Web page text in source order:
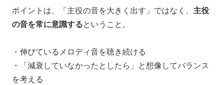
ポイントは、「主役の音を大きく出す」ではなく、 主役
の音を常に意識するということ。
・伸びているメロディ音を聴き続ける
・「減衰していなかったとしたら」と想像してバランス
を考える